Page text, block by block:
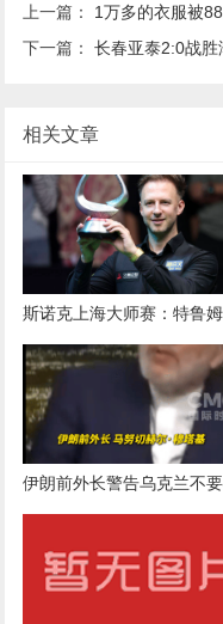
上一篇： 1万多的衣服被88岁
下一篇：长春亚泰2:0战胜津
相关文章
斯诺克上海大师赛：特鲁
克威尔逊夺冠
伊朗前外长警告乌克兰不
邸“将成为合法打击目标”